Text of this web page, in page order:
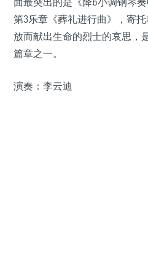
第3乐章《葬礼进行曲》，寄
放而献出生命的烈士的哀思，
篇章之一。
演奏：李云迪